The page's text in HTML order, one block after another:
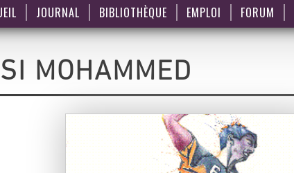
JOURNAL BIBLIOTHÈQUE EMPLOI FORUM
MOHAMMED